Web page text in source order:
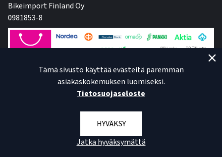
Bikeimport Finland Oy
0981853-8
Tämä sivusto käyttää evästeitä paremman
asiakaskokemuksen luomiseksi.
Tietosuojaseloste
HYVÄKSY
Jatka hyväksymättä